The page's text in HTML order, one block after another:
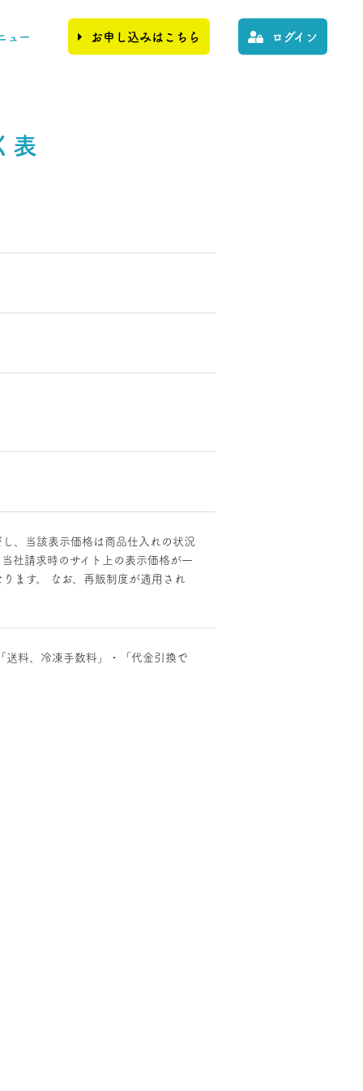
ュー お申し込みはこちら ログイン
表
、当該表示価格は商品仕入れの状況
社請求時のサイト上の表示価格が一
ます。 なお、再販制度が適用され
送料、冷凍手数料」・「代金引換で